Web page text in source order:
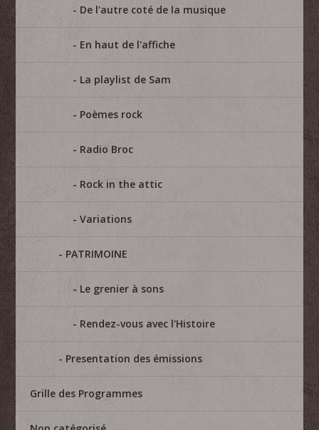
De l'autre coté de la musique
En haut de l'affiche
La playlist de Sam
Poèmes rock
Radio Broc
Rock in the attic
Variations
PATRIMOINE
Le grenier à sons
Rendez-vous avec l'Histoire
Presentation des émissions
Grille des Programmes